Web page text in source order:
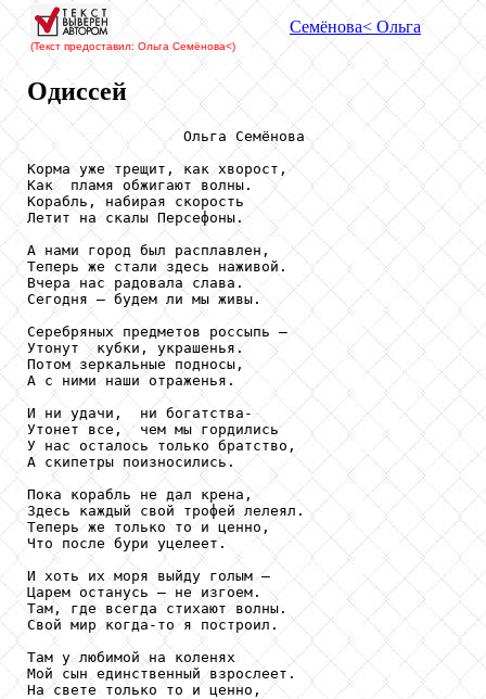
(Текст предоставил: Ольга Семёнова<)
Семёнова< Ольга
Одиссей
                  Ольга Семёнова
Корма уже трещит, как хворост,
Как  пламя обжигают волны.
Корабль, набирая скорость
Летит на скалы Персефоны.
А нами город был расплавлен,
Теперь же стали здесь наживой.
Вчера нас радовала слава.
Сегодня – будем ли мы живы.
Серебряных предметов россыпь –
Утонут  кубки, украшенья.
Потом зеркальные подносы,
А с ними наши отраженья.
И ни удачи,  ни богатства-
Утонет все,  чем мы гордились
У нас осталось только братство,
А скипетры поизносились.
Пока корабль не дал крена,
Здесь каждый свой трофей лелеял.
Теперь же только то и ценно,
Что после бури уцелеет.
И хоть их моря выйду голым –
Царем останусь – не изгоем.
Там, где всегда стихают волны.
Свой мир когда-то я построил.
Там у любимой на коленях
Мой сын единственный взрослеет.
На свете только то и ценно,